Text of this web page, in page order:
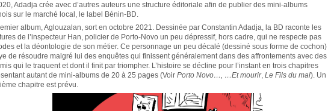
Adadja crée avec d’autres auteurs une structure éditoriale afin de publier des mini-albums
sur le marché local, le label Bénin-BD.
album, Aglouzalan, sort en octobre 2021. Dessinée par Constantin Adadja, la BD raconte les
de l’inspecteur Han, policier de Porto-Novo un peu dépressif, hors cadre, qui ne respecte pas
et la déontologie de son métier. Ce personnage un peu décalé (dessiné sous forme de cochon)
de résoudre malgré lui des enquêtes qui finissent généralement dans des affrontements avec des
qui le traquent et dont il finit par triompher. L’histoire se décline pour l’instant en trois chapitres
autant de mini-albums de 20 à 25 pages (Voir Porto Novo…, …Et mourir, Le Fils du mal). Un
chapitre est prévu.